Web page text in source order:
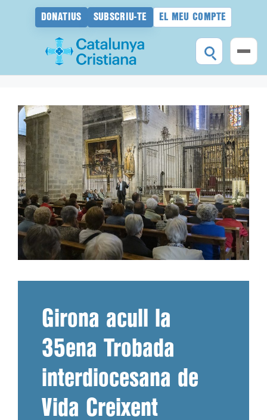
DONATIUS SUBSCRIU-TE EL MEU COMPTE
contingut
Girona acull la
35ena Trobada
interdiocesana de
Vida Creixent